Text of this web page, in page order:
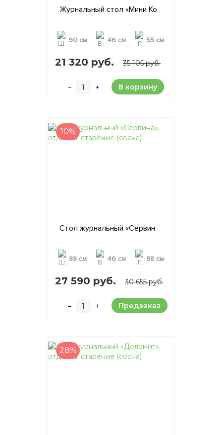
Журнальный стол «Мини Кортина», отделка: старение (сосна)
90 см 46 см 55 см
21 320 руб. 35 105 руб.
– + В корзину
10%
Стол журнальный «Сервина», отделка: старение (сосна)
88 см 46 см 88 см
27 590 руб. 30 655 руб.
– + Предзаказ
28%